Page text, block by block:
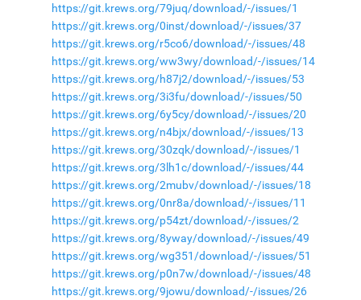
https://git.krews.org/79juq/download/-/issues/1
https://git.krews.org/0inst/download/-/issues/37
https://git.krews.org/r5co6/download/-/issues/48
https://git.krews.org/ww3wy/download/-/issues/14
https://git.krews.org/h87j2/download/-/issues/53
https://git.krews.org/3i3fu/download/-/issues/50
https://git.krews.org/6y5cy/download/-/issues/20
https://git.krews.org/n4bjx/download/-/issues/13
https://git.krews.org/30zqk/download/-/issues/1
https://git.krews.org/3lh1c/download/-/issues/44
https://git.krews.org/2mubv/download/-/issues/18
https://git.krews.org/0nr8a/download/-/issues/11
https://git.krews.org/p54zt/download/-/issues/2
https://git.krews.org/8yway/download/-/issues/49
https://git.krews.org/wg351/download/-/issues/51
https://git.krews.org/p0n7w/download/-/issues/48
https://git.krews.org/9jowu/download/-/issues/26